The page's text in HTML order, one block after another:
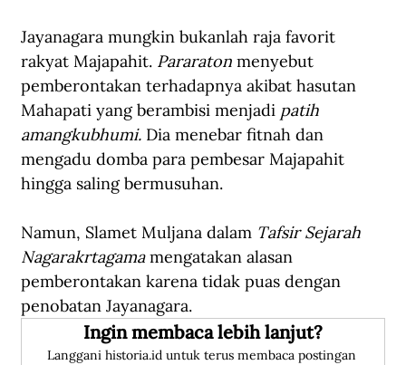
Jayanagara mungkin bukanlah raja favorit
rakyat Majapahit. Pararaton menyebut
pemberontakan terhadapnya akibat hasutan
Mahapati yang berambisi menjadi patih
amangkubhumi. Dia menebar fitnah dan
mengadu domba para pembesar Majapahit
hingga saling bermusuhan.
Namun, Slamet Muljana dalam Tafsir Sejarah
Nagarakrtagama mengatakan alasan
pemberontakan karena tidak puas dengan
penobatan Jayanagara.
Ingin membaca lebih lanjut?
Langgani historia.id untuk terus membaca postingan